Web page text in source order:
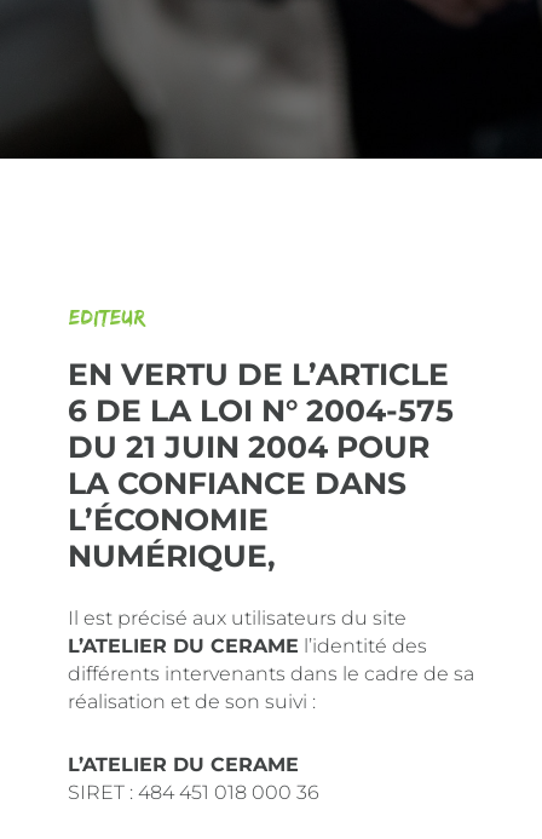
Editeur
EN VERTU DE L’ARTICLE
6 DE LA LOI N° 2004-575
DU 21 JUIN 2004 POUR
LA CONFIANCE DANS
L’ÉCONOMIE
NUMÉRIQUE,
Il est précisé aux utilisateurs du site
L’ATELIER DU CERAME l’identité des
différents intervenants dans le cadre de sa
réalisation et de son suivi :
L’ATELIER DU CERAME
SIRET : 484 451 018 000 36